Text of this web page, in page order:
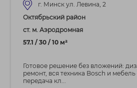
г. Минск ул. Левина, 2
Октябрьский район
ст. м. Аэродромная
57.1 / 30 / 10 м²
Готовое решение без вложений:
ремонт, вся техника Bosch и мебель
передача кл...